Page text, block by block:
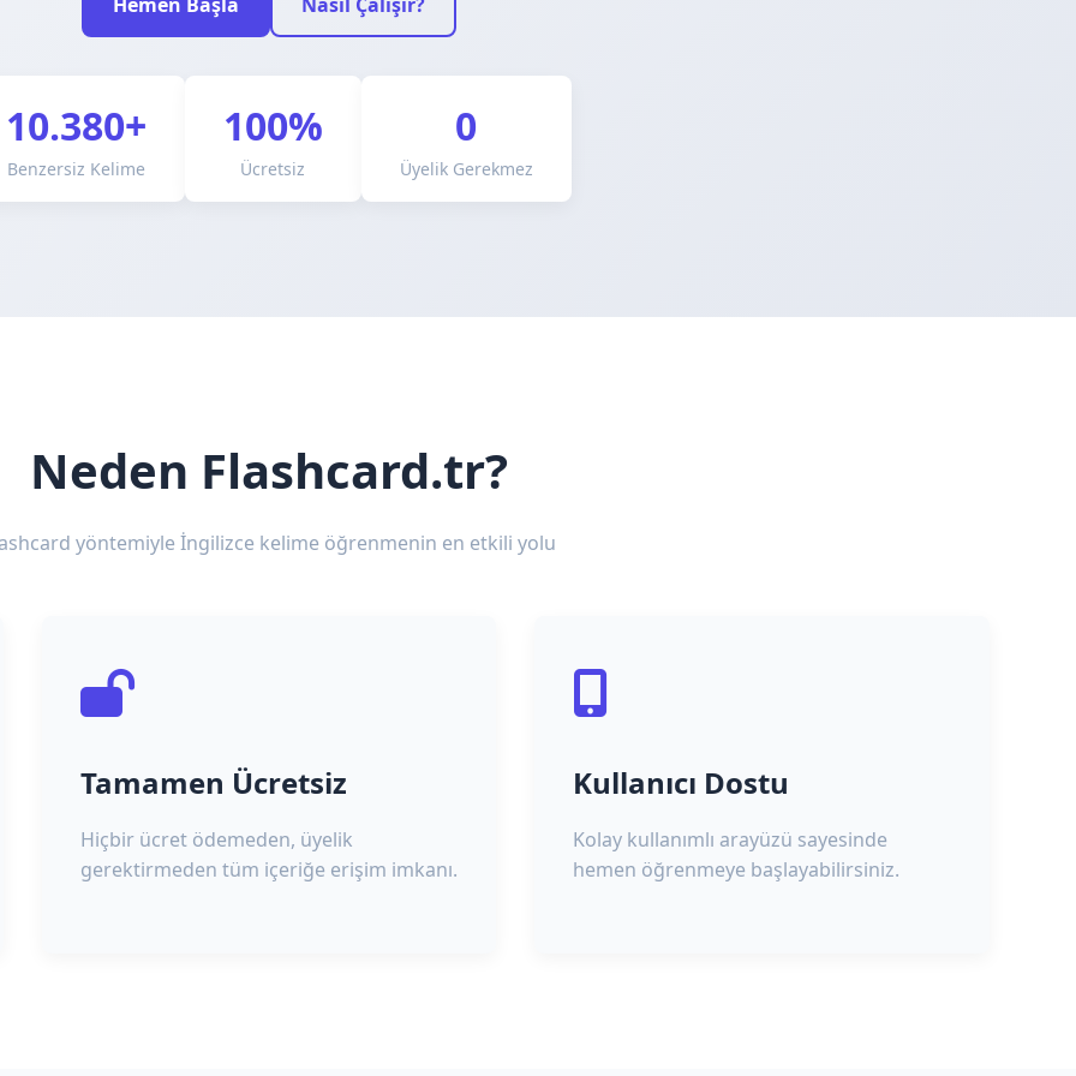
10.380+
Benzersiz Kelime
100%
Ücretsiz
0
Üyelik Gerekmez
Neden Flashcard.tr?
yöntemiyle İngilizce kelime öğrenmenin en etkili yolu
Tamamen Ücretsiz
Hiçbir ücret ödemeden, üyelik
gerektirmeden tüm içeriğe erişim imkanı.
Kullanıcı Dostu
Kolay kullanımlı arayüzü sayesinde
hemen öğrenmeye başlayabilirsiniz.